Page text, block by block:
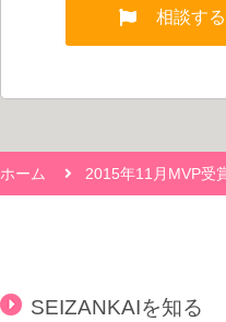
相談する
ホーム 2015年11月MVP
SEIZANKAIを知る